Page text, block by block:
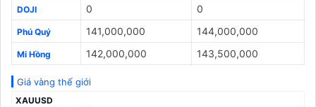
DOJI 0 0
Phú Quý 141,000,000 144,000,000
Mi Hồng 142,000,000 143,500,000
Giá vàng thế giới
XAUUSD